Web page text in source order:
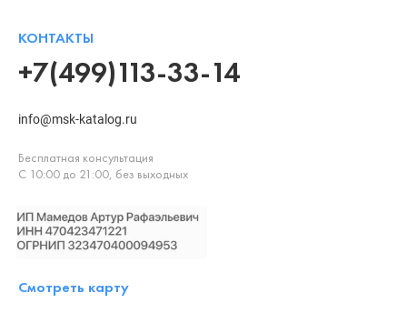
КОНТАКТЫ
+7(499)113-33-14
info@msk-katalog.ru
Бесплатная консультация
С 10:00 до 21:00, без выходных
Смотреть карту